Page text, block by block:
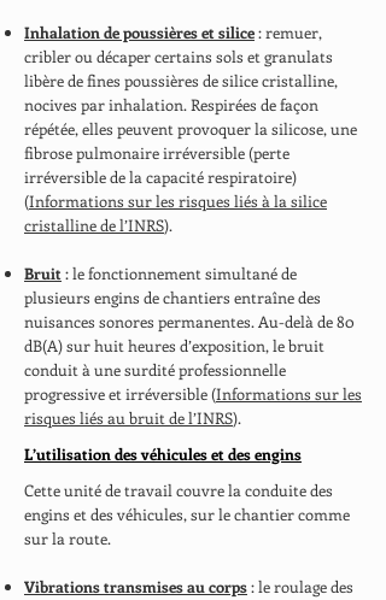
Inhalation de poussières et silice: remuer,
cribler ou décaper certains sols et granulats
libère de fines poussières de silice cristalline,
nocives par inhalation. Respirées de façon
répétée, elles peuvent provoquer la silicose, une
fibrose pulmonaire irréversible (perte
irréversible de la capacité respiratoire)
(Informations sur les risques liés à la silice
cristalline de l’INRS).
Bruit : le fonctionnement simultané de
plusieurs engins de chantiers entraîne des
nuisances sonores permanentes. Au-delà de 80
dB(A) sur huit heures d’exposition, le bruit
conduit à une surdité professionnelle
progressive et irréversible (Informations sur les
risques liés au bruit de l’INRS).
L’utilisation des véhicules et des engins
Cette unité de travail couvre la conduite des
engins et des véhicules, sur le chantier comme
sur la route.
Vibrations transmises au corps: le roulage des